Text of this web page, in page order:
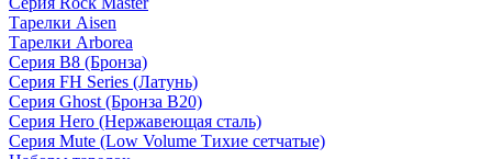
Тарелки Aisen
Тарелки Arborea
Серия B8 (Бронза)
Серия FH Series (Латунь)
Серия Ghost (Бронза B20)
Серия Hero (Нержавеющая сталь)
Серия Mute (Low Volume Тихие сетчатые)